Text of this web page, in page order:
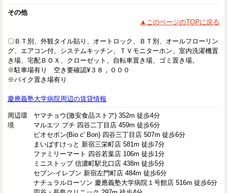
その他
▲このページのTOPに戻る
〇ＢＴ別、外観タイル貼り、オートロック、ＢＴ別、オールフローリン
グ、エアコン付、システムキッチン、ＴＶモニターホン、室内洗濯機置
き場、宅配ＢＯＸ、クローゼット、自転車置き場、ゴミ置き場。
※駐車場有り 空き要確認¥３８，０００
※バイク置き場有り
慶應義塾大学病院周辺の賃貸情報
周辺環
境
ヤマチョウ(激安食品ストア) 352m 徒歩4分
マルエツ プチ 四谷二丁目店 459m 徒歩6分
ビオセボン(Bio c' Bon) 四谷三丁目店 507m 徒歩6分
まいばすけっと 新宿三栄町店 581m 徒歩7分
ファミリーマート 四谷若葉店 106m 徒歩1分
ミニストップ 信濃町駅北口店 438m 徒歩5分
セブン-イレブン 新宿左門町店 484m 徒歩6分
ナチュラルローソン 慶應義塾大学病院１号館店 516m 徒歩6分